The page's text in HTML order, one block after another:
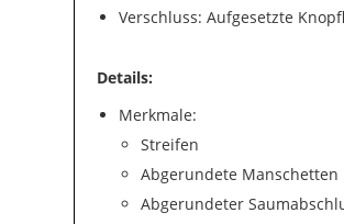
Verschluss: Aufgesetzte
Details:
Merkmale:
Streifen
Abgerundete Manschetten
Abgerundeter